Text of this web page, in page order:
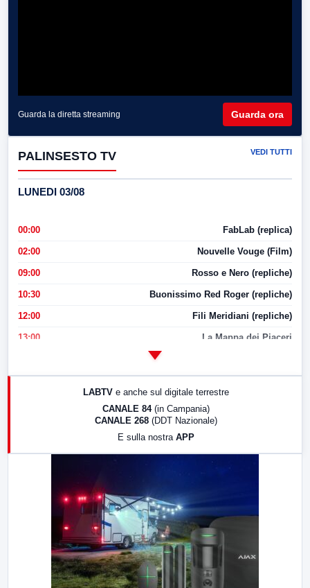
Guarda la diretta streaming Guarda ora
PALINSESTO TV VEDI TUTTI
LUNEDI 03/08
00:00 FabLab (replica)
02:00 Nouvelle Vouge (Film)
09:00 Rosso e Nero (repliche)
10:30 Buonissimo Red Roger (repliche)
12:00 Fili Meridiani (repliche)
13:00 La Mappa dei Piaceri
LABTV e anche sul digitale terrestre
CANALE 84 (in Campania)
CANALE 268 (DDT Nazionale)
E sulla nostra APP